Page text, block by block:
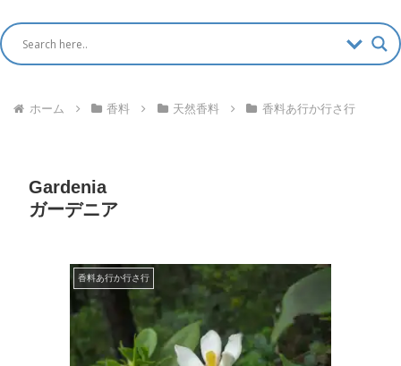
ホーム 香料 天然香料 香料あ行か行さ行
Gardenia
ガーデニア
香料あ行か行さ行